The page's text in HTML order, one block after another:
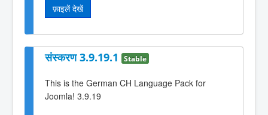
फ़ाइलें देखें
संस्करण 3.9.19.1 Stable
This is the German CH Language Pack for
Joomla! 3.9.19